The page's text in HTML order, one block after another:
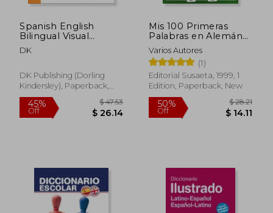
45%
Off
45%
Spanish English
Bilingual Visual
Dictionary
DK
DK Publishing (Dorling
Kindersley), Paperback,
New
Mis 100 Primeras
Palabras en Alemán
(in Spanish)
Varios Autores
(1)
Editorial Susaeta, 1999, 1
Edition, Paperback, New